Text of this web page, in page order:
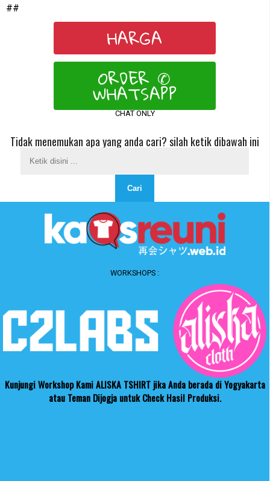
##
HARGA
ORDER ✆
WHATSAPP
CHAT ONLY
Tidak menemukan apa yang anda cari? silah ketik dibawah ini
WORKSHOPS :
Kunjungi Workshop Kami ALISKA TSHIRT jika Anda berada di Yogyakarta
atau Teman Dijogja untuk Check Hasil Produksi.